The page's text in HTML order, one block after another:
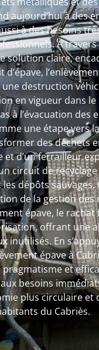
aujourd’hui à des
à des besoins
À travers
solution claire,
destruction
en vigueur dans le
à l’évacuation des
une étape vers
des déchets
et d’un ferrailleur
circuit de
dépôts
de la gestion des
épave, le
offrant une
inutilisés. En
épave à
et
besoins
plus circulaire et
du Cabriès.